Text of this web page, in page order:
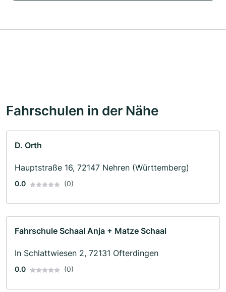
Fahrschulen in der Nähe
D. Orth
Hauptstraße 16, 72147 Nehren (Württemberg)
0.0 (0)
Fahrschule Schaal Anja + Matze Schaal
In Schlattwiesen 2, 72131 Ofterdingen
0.0 (0)